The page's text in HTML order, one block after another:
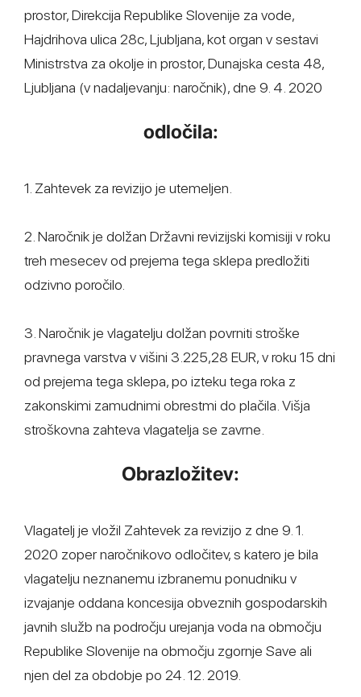
prostor, Direkcija Republike Slovenije za vode,
Hajdrihova ulica 28c, Ljubljana, kot organ v sestavi
Ministrstva za okolje in prostor, Dunajska cesta 48,
Ljubljana (v nadaljevanju: naročnik), dne 9. 4. 2020
odločila:
1. Zahtevek za revizijo je utemeljen.
2. Naročnik je dolžan Državni revizijski komisiji v roku
treh mesecev od prejema tega sklepa predložiti
odzivno poročilo.
3. Naročnik je vlagatelju dolžan povrniti stroške
pravnega varstva v višini 3.225,28 EUR, v roku 15 dni
od prejema tega sklepa, po izteku tega roka z
zakonskimi zamudnimi obrestmi do plačila. Višja
stroškovna zahteva vlagatelja se zavrne.
Obrazložitev:
Vlagatelj je vložil Zahtevek za revizijo z dne 9. 1.
2020 zoper naročnikovo odločitev, s katero je bila
vlagatelju neznanemu izbranemu ponudniku v
izvajanje oddana koncesija obveznih gospodarskih
javnih služb na področju urejanja voda na območju
Republike Slovenije na območju zgornje Save ali
njen del za obdobje po 24. 12. 2019.